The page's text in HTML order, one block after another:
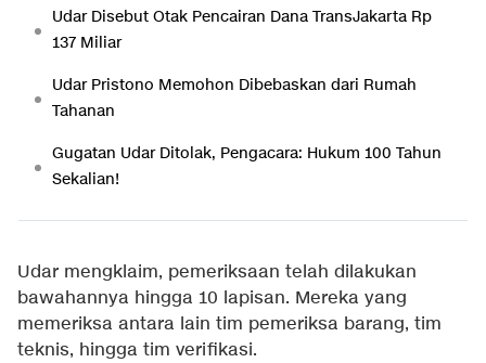
Udar Disebut Otak Pencairan Dana TransJakarta Rp
137 Miliar
Udar Pristono Memohon Dibebaskan dari Rumah
Tahanan
Gugatan Udar Ditolak, Pengacara: Hukum 100 Tahun
Sekalian!
Udar mengklaim, pemeriksaan telah dilakukan
bawahannya hingga 10 lapisan. Mereka yang
memeriksa antara lain tim pemeriksa barang, tim
teknis, hingga tim verifikasi.